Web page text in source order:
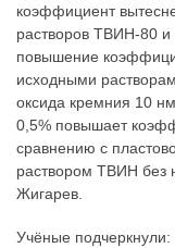
коэффициент
растворов ТВИН-80
повышение
исходными
оксида кремния 10
0,5% повышает
сравнению с
раствором ТВИН без
Жигарев.
Учёные подчеркнули: